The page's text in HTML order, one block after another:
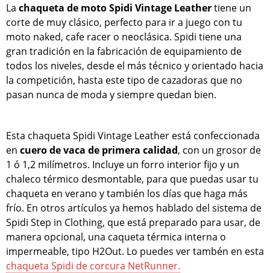
La chaqueta de moto Spidi Vintage Leathertiene un
corte de muy clásico, perfecto para ir a juego con tu
moto naked, cafe racer o neoclásica. Spidi tiene una
gran tradición en la fabricación de equipamiento de
todos los niveles, desde el más técnico y orientado hacia
la competición, hasta este tipo de cazadoras que no
pasan nunca de moda y siempre quedan bien.
Esta chaqueta Spidi Vintage Leather está confeccionada
en cuero de vaca de primera calidad, con un grosor de
1 ó 1,2 milímetros. Incluye un forro interior fijo y un
chaleco térmico desmontable, para que puedas usar tu
chaqueta en verano y también los días que haga más
frío. En otros artículos ya hemos hablado del sistema de
Spidi Step in Clothing, que está preparado para usar, de
manera opcional, una caqueta térmica interna o
impermeable, tipo H2Out. Lo puedes ver tambén en esta
chaqueta Spidi de corcura NetRunner.